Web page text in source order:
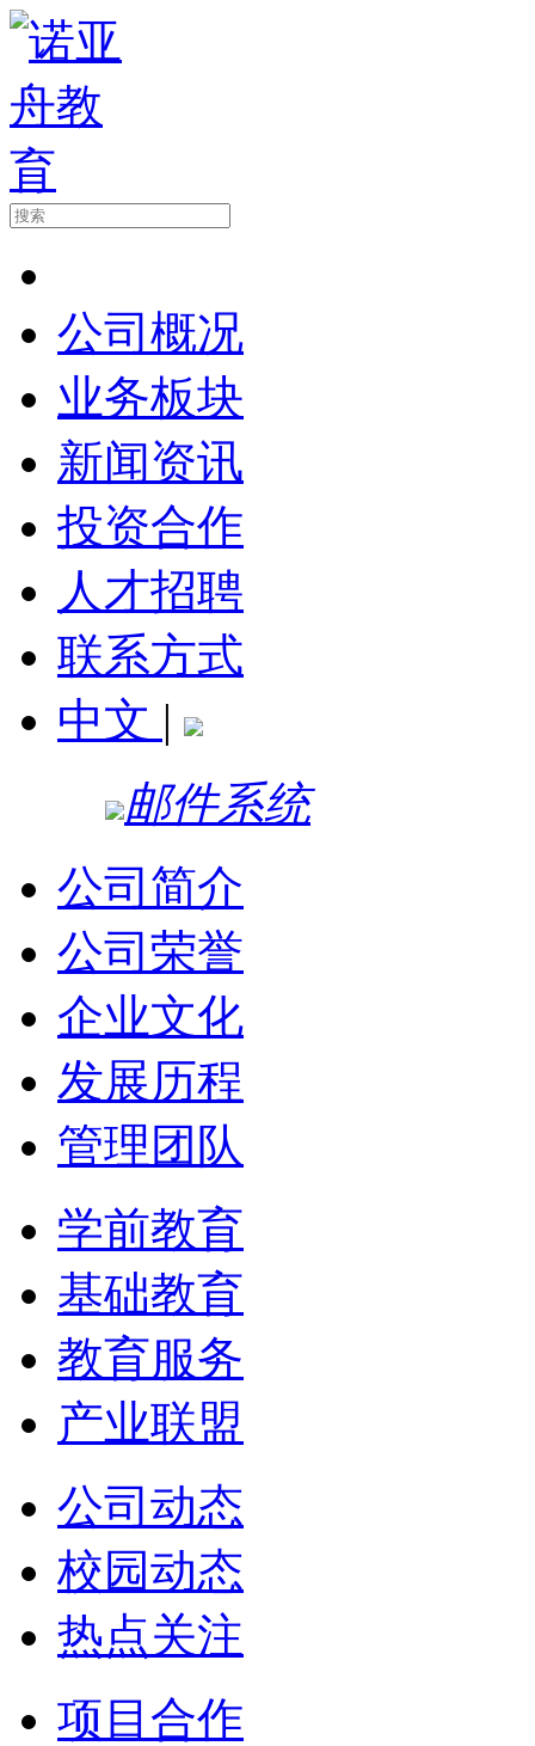
公司概况
业务板块
新闻资讯
投资合作
人才招聘
联系方式
中文 |
邮件系统
公司简介
公司荣誉
企业文化
发展历程
管理团队
学前教育
基础教育
教育服务
产业联盟
公司动态
校园动态
热点关注
项目合作